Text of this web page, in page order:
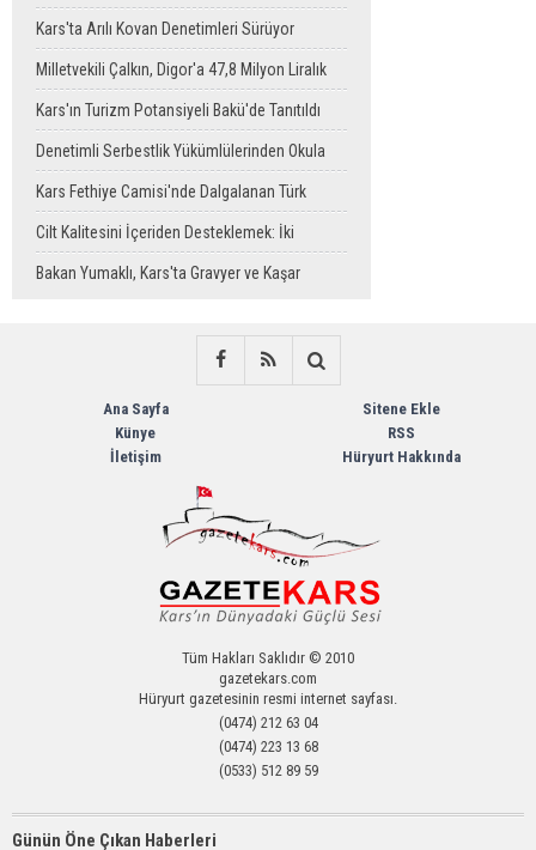
Sahaya Taşındı
Kars'ta Arılı Kovan Denetimleri Sürüyor
Milletvekili Çalkın, Digor'a 47,8 Milyon Liralık
Sağlık Yatırımı Başlıyor
Kars'ın Turizm Potansiyeli Bakü'de Tanıtıldı
Denetimli Serbestlik Yükümlülerinden Okula
Temizlik Desteği
Kars Fethiye Camisi'nde Dalgalanan Türk
Bayrağı Görenlerin Beğenisini Topladı
Cilt Kalitesini İçeriden Desteklemek: İki
Enjeksiyon Uygulamasının Karşılaştırması
Bakan Yumaklı, Kars'ta Gravyer ve Kaşar
Ana Sayfa
Künye
İletişim
Sitene Ekle
RSS
Hüryurt Hakkında
Tüm Hakları Saklıdır © 2010
gazetekars.com
Hüryurt gazetesinin resmi internet sayfası.
(0474) 212 63 04
(0474) 223 13 68
(0533) 512 89 59
Günün Öne Çıkan Haberleri